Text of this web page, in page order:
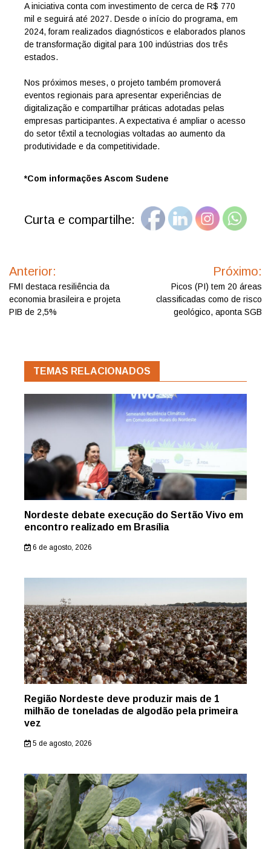
A iniciativa conta com investimento de cerca de R$ 770
mil e seguirá até 2027. Desde o início do programa, em
2024, foram realizados diagnósticos e elaborados planos
de transformação digital para 100 indústrias dos três
estados.
Nos próximos meses, o projeto também promoverá
eventos regionais para apresentar experiências de
digitalização e compartilhar práticas adotadas pelas
empresas participantes. A expectativa é ampliar o acesso
do setor têxtil a tecnologias voltadas ao aumento da
produtividade e da competitividade.
*Com informações Ascom Sudene
Curta e compartilhe:
de
Anterior:
FMI destaca resiliência da
economia brasileira e projeta
PIB de 2,5%
Próximo:
Picos (PI) tem 20 áreas
classificadas como de risco
geológico, aponta SGB
TEMAS RELACIONADOS
Nordeste debate execução do Sertão Vivo em
encontro realizado em Brasília
6 de agosto, 2026
Região Nordeste deve produzir mais de 1
milhão de toneladas de algodão pela primeira
vez
5 de agosto, 2026